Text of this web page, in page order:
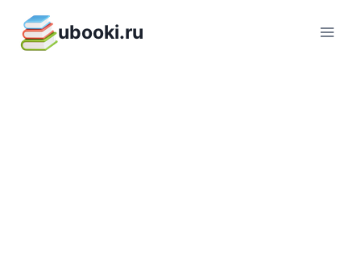
содержимому
ubooki.ru